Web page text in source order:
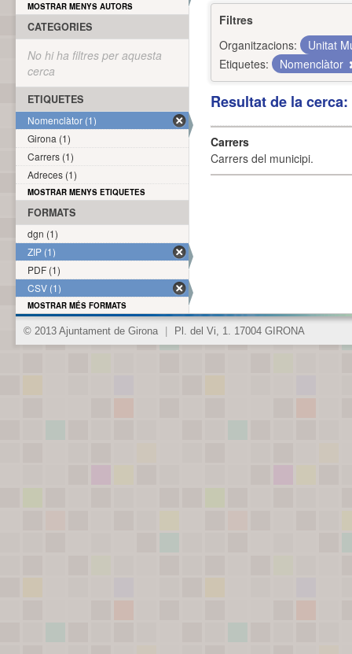
Filtres
Organitzacions:
Unitat
Etiquetes:
Nomenclàtor
Resultat de la
Carrers
Carrers del municipi.
MOSTRAR MENYS AUTORS
CATEGORIES
No hi ha filtres per aquesta
cerca
ETIQUETES
Nomenclàtor (1)
Girona (1)
Carrers (1)
Adreces (1)
MOSTRAR MENYS ETIQUETES
FORMATS
dgn (1)
ZIP (1)
PDF (1)
CSV (1)
MOSTRAR MÉS FORMATS
© 2013 Ajuntament de Girona Pl. del Vi, 1. 17004 GIRONA